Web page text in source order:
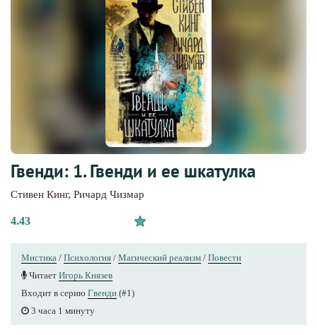
Гвенди: 1. Гвенди и ее шкатулка
Стивен Кинг, Ричард Чизмар
4.43
Мистика / Психология / Магический реализм / Повести
Читает Игорь Князев
Входит в серию Гвенди (#1)
3 часа 1 минуту